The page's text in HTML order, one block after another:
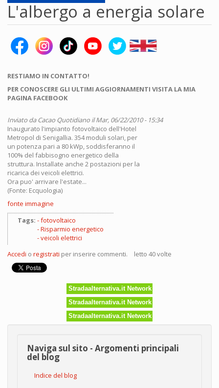
L'albergo a energia solare
RESTIAMO IN CONTATTO!
PER CONOSCERE GLI ULTIMI AGGIORNAMENTI VISITA LA MIA
PAGINA FACEBOOK
Inviato daCacao Quotidiano il Mar, 06/22/2010 - 15:34
Inaugurato l'impianto fotovoltaico dell'Hotel
Metropol di Senigallia. 354 moduli solari, per
un potenza pari a 80 kWp, soddisferanno il
100% del fabbisogno energetico della
struttura. Installate anche 2 postazioni per la
ricarica dei veicoli elettrici.
Ora puo' arrivare l'estate...
(Fonte: Ecquologia)
fonte immagine
Tags:
fotovoltaico
Risparmio energetico
veicoli elettrici
Accedi o registrati per inserire commenti. letto 40 volte
Stradaalternativa.it Network
Stradaalternativa.it Network
Stradaalternativa.it Network
Naviga sul sito - Argomenti principali
del blog
Indice del blog